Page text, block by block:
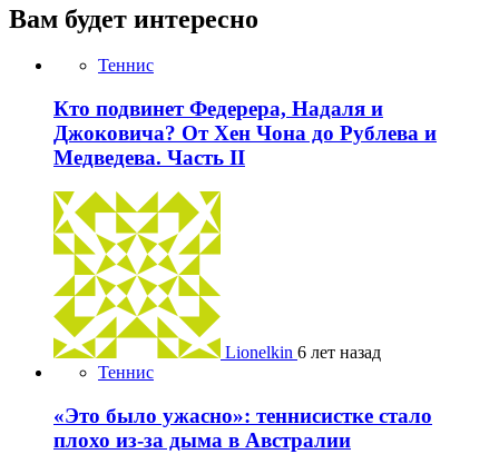
Вам будет интересно
Теннис
Кто подвинет Федерера, Надаля и
Джоковича? От Хен Чона до Рублева и
Медведева. Часть II
Lionelkin 6 лет назад
Теннис
«Это было ужасно»: теннисистке стало
плохо из-за дыма в Австралии